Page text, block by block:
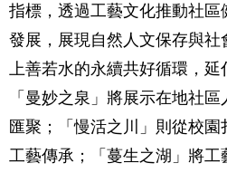
指標，透過工藝文化推動社
發展，展現自然人文保存與
上善若水的永續共好循環，延
「曼妙之泉」將展示在地社
匯聚；「慢活之川」則從校
工藝傳承；「蔓生之湖」將工